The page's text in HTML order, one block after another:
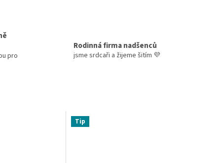
pro
Rodinná firma nadšenců
jsme srdcaři a žijeme šitím 💜
Tip